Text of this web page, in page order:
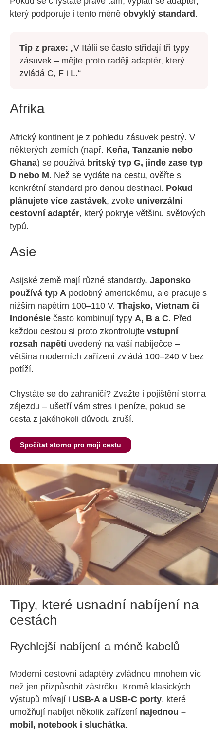
který podporuje i tento méně obvyklý standard .
Tip z praxe: „V Itálii se často střídají tři typy
zásuvek – mějte proto raději adaptér, který
zvládá C, F i L.“
Afrika
Africký kontinent je z pohledu zásuvek pestrý. V
některých zemích (např. Keňa, Tanzanie nebo
Ghana) se používá britský typ G, jinde zase typ
D nebo M. Než se vydáte na cestu, ověřte si
konkrétní standard pro danou destinaci. Pokud
plánujete více zastávek, zvolte univerzální
cestovní adaptér, který pokryje většinu světových
typů.
Asie
Asijské země mají různé standardy. Japonsko
používá typ A podobný americkému, ale pracuje s
nižším napětím 100–110 V. Thajsko, Vietnam či
Indonésie často kombinují typy A, B a C. Před
každou cestou si proto zkontrolujte vstupní
rozsah napětí uvedený na vaší nabíječce –
většina moderních zařízení zvládá 100–240 V bez
potíží.
Chystáte se do zahraničí? Zvažte i pojištění storna
zájezdu – ušetří vám stres i peníze, pokud se
cesta z jakéhokoli důvodu zruší.
Spočítat storno pro moji cestu
Tipy, které usnadní nabíjení na
cestách
Rychlejší nabíjení a méně kabelů
Moderní cestovní adaptéry zvládnou mnohem víc
než jen přizpůsobit zástrčku. Kromě klasických
výstupů mívají i USB-A a USB-C porty, které
umožňují nabíjet několik zařízení najednou –
mobil, notebook i sluchátka.